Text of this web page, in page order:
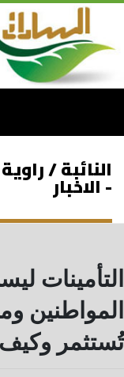
النائبة /
- الاخبار
التأمينات
المواطنين
تُستثمر وكيف